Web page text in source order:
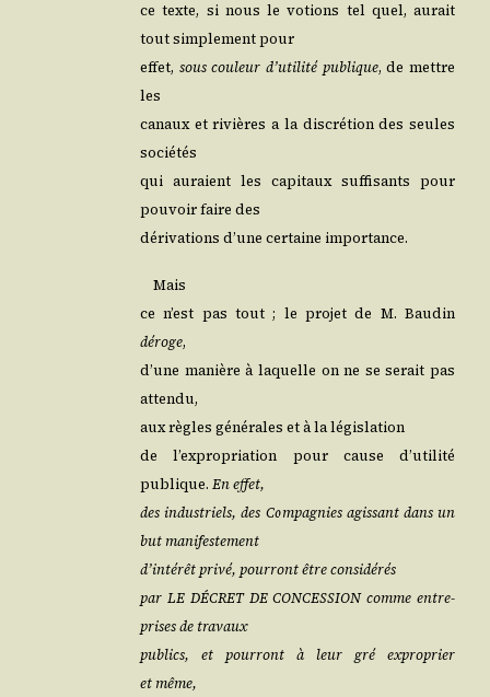
ce texte, si nous le votions tel quel, aurait
tout sim­ple­ment pour
effet, sous cou­leur d’u­ti­li­té publique, de mettre
les
canaux et rivières a la dis­cré­tion des seules
sociétés
qui auraient les capi­taux suf­fi­sants pour
pou­voir faire des
déri­va­tions d’une cer­taine importance.
Mais
ce n’est pas tout ; le pro­jet de M. Bau­din
déroge,
d’une manière à laquelle on ne se serait pas
attendu,
aux règles géné­rales et à la législation
de l’ex­pro­pria­tion pour cause d’u­ti­li­té
publique. En effet,
des indus­triels, des Com­pa­gnies agis­sant dans un
but manifestement
d’in­té­rêt pri­vé, pour­ront être considérés
par LE DÉCRET DE CONCESSION comme entre­
prises de travaux
publics, et pour­ront à leur gré expro­prier
et même,